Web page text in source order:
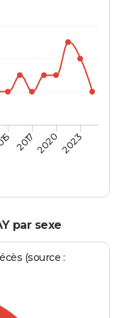
201720202023
par sexe
(source :